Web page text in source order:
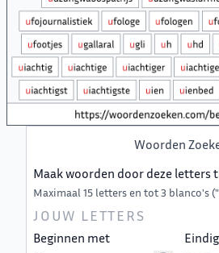
Woorden
Maak woorden door deze letters
Maximaal 15 letters en tot 3 blanco's
Beginnen met